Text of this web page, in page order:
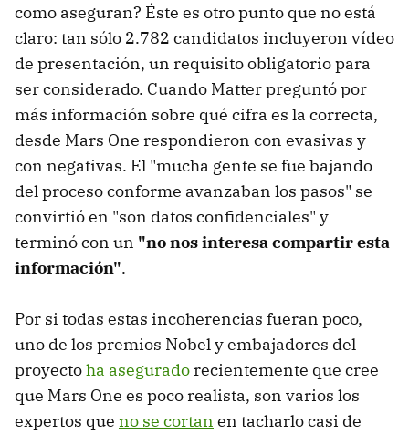
como aseguran? Éste es otro punto que no está
claro: tan sólo 2.782 candidatos incluyeron vídeo
de presentación, un requisito obligatorio para
ser considerado. Cuando Matter preguntó por
más información sobre qué cifra es la correcta,
desde Mars One respondieron con evasivas y
con negativas. El "mucha gente se fue bajando
del proceso conforme avanzaban los pasos" se
convirtió en "son datos confidenciales" y
terminó con un "no nos interesa compartir esta
información".
Por si todas estas incoherencias fueran poco,
uno de los premios Nobel y embajadores del
proyectoha asegurado recientemente que cree
que Mars One es poco realista, son varios los
expertos que no se cortan en tacharlo casi de